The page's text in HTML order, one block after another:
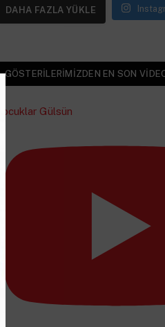
DAHA FAZLA YÜKLE
GÖSTERILERIMIZDEN EN SON
Çocuklar Gülsün